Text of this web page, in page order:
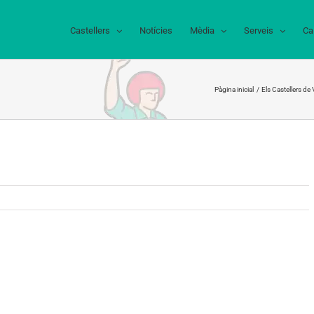
Castellers Notícies Mèdia Serveis
Pàgina inicial Els Castellers de